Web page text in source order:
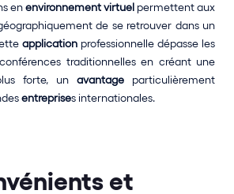
en environnementvirtuel permettent aux
de se retrouver dans un
application professionnelle dépasse les
traditionnelles en créant une
forte, un avantage particulièrement
entreprises internationales.
et